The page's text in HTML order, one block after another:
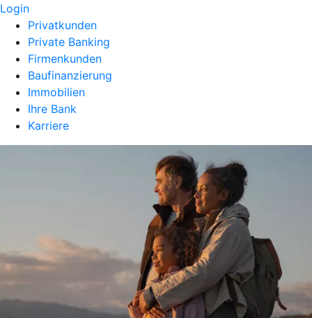
Login
Privatkunden
Private Banking
Firmenkunden
Baufinanzierung
Immobilien
Ihre Bank
Karriere